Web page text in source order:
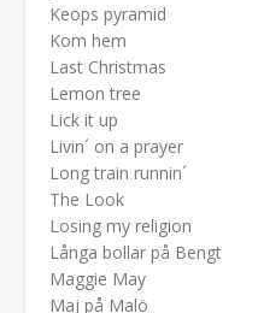
Keops pyramid
Kom hem
Last Christmas
Lemon tree
Lick it up
Livin´ on a prayer
Long train runnin´
The Look
Losing my religion
Långa bollar på Bengt
Maggie May
Maj på Malö